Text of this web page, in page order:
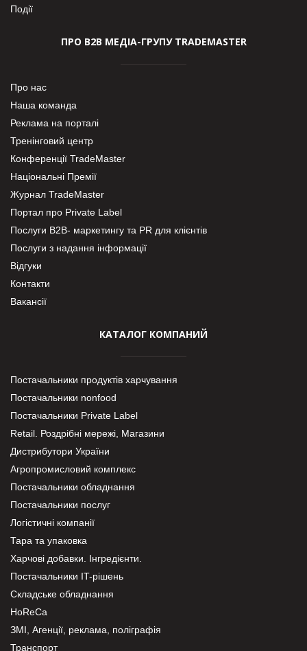
Події
ПРО В2В МЕДІА-ГРУПУ TRADEMASTER
Про нас
Наша команда
Реклама на порталі
Тренінговий центр
Конференції TradeMaster
Національні Премії
Журнал TradeMaster
Портал про Private Label
Послуги В2В- маркетингу та PR для клієнтів
Послуги з надання інформації
Відгуки
Контакти
Вакансії
КАТАЛОГ КОМПАНИЙ
Постачальники продуктів харчування
Постачальники nonfood
Постачальники Private Label
Retail. Роздрібні мережі, Магазини
Дистрибутори України
Агропромисловий комплекс
Постачальники обладнання
Постачальники послуг
Логістичні компанії
Тара та упаковка
Харчові добавки. Інгредієнти.
Постачальники IT-рішень
Складське обладнання
HoReCa
ЗМІ, Агенції, реклама, поліграфія
Транспорт